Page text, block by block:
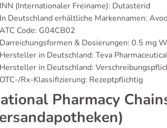
INN (Internationaler Freiname): Dutasterid
In Deutschland erhältliche Markennamen:
ATC Code: G04CB02
Darreichungsformen & Dosierungen: 0.5 mg
Hersteller in Deutschland: Teva
Hersteller in Deutschland:
OTC-/Rx-Klassifizierung: Rezeptpflichtig
Pharmacy